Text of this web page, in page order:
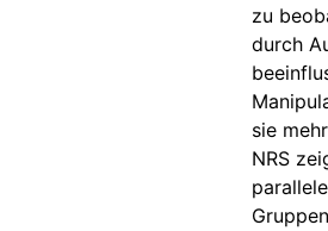
zu
durch
sie
NRS